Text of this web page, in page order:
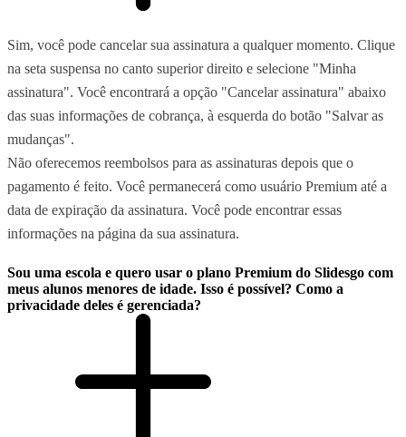
Sim, você pode cancelar sua assinatura a qualquer momento. Clique
na seta suspensa no canto superior direito e selecione "Minha
assinatura". Você encontrará a opção "Cancelar assinatura" abaixo
das suas informações de cobrança, à esquerda do botão "Salvar as
mudanças".
Não oferecemos reembolsos para as assinaturas depois que o
pagamento é feito. Você permanecerá como usuário Premium até a
data de expiração da assinatura. Você pode encontrar essas
informações na página da sua assinatura.
Sou uma escola e quero usar o plano Premium do Slidesgo com
meus alunos menores de idade. Isso é possível? Como a
privacidade deles é gerenciada?